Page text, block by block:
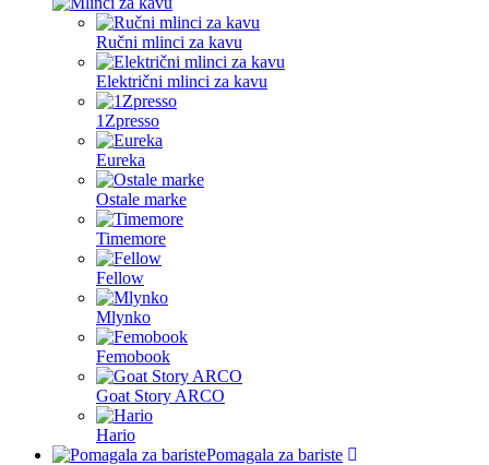
Ručni mlinci za kavu
Električni mlinci za kavu
1Zpresso
Eureka
Ostale marke
Timemore
Fellow
Mlynko
Femobook
Goat Story ARCO
Hario
Pomagala za bariste